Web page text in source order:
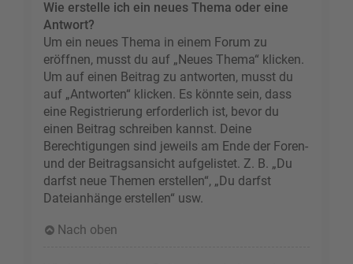
Wie erstelle ich ein neues Thema oder eine
Antwort?
Um ein neues Thema in einem Forum zu
eröffnen, musst du auf „Neues Thema“ klicken.
Um auf einen Beitrag zu antworten, musst du
auf „Antworten“ klicken. Es könnte sein, dass
eine Registrierung erforderlich ist, bevor du
einen Beitrag schreiben kannst. Deine
Berechtigungen sind jeweils am Ende der Foren-
und der Beitragsansicht aufgelistet. Z. B. „Du
darfst neue Themen erstellen“, „Du darfst
Dateianhänge erstellen“ usw.
Nach oben